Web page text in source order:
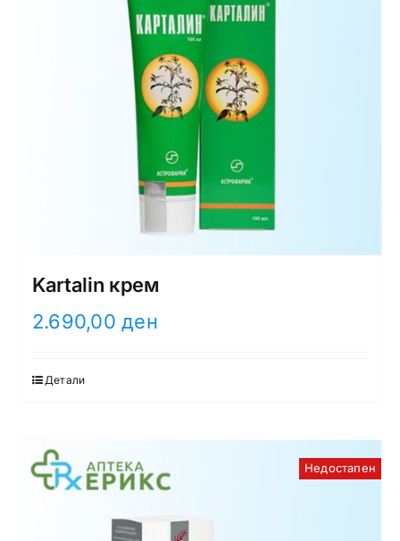
Kartalin крем
2.690,00ден
Детали
Недостапен